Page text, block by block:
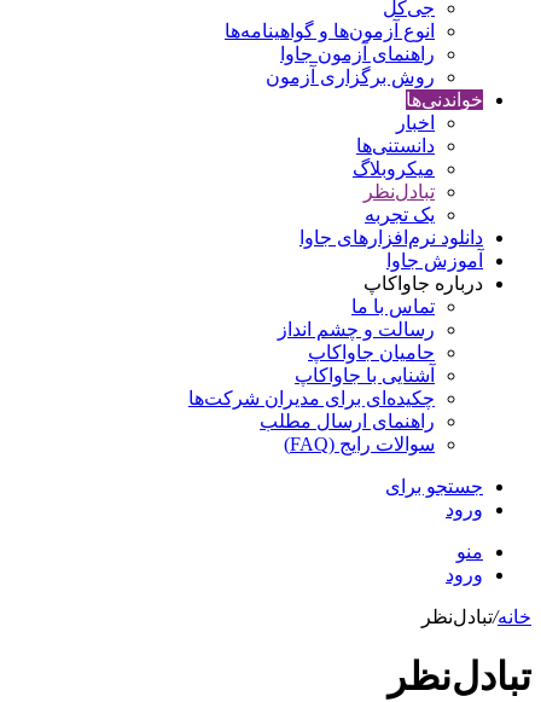
جی‌کل
انوع آزمون‌ها و گواهینامه‌ها
راهنمای آزمون جاوا
روش برگزاری آزمون
خواندنی‌ها
اخبار
دانستنی‌ها
میکروبلاگ
تبادل‌نظر
یک تجربه
دانلود نرم‌افزارهای جاوا
آموزش جاوا
درباره جاواکاپ
تماس با ما
رسالت و چشم انداز
حامیان جاواکاپ
آشنایی با جاواکاپ
چکیده‌ای برای مدیران شرکت‌ها
راهنمای ارسال مطلب
سوالات رایج (FAQ)
جستجو برای
ورود
منو
ورود
خانه/تبادل‌نظر
تبادل‌نظر